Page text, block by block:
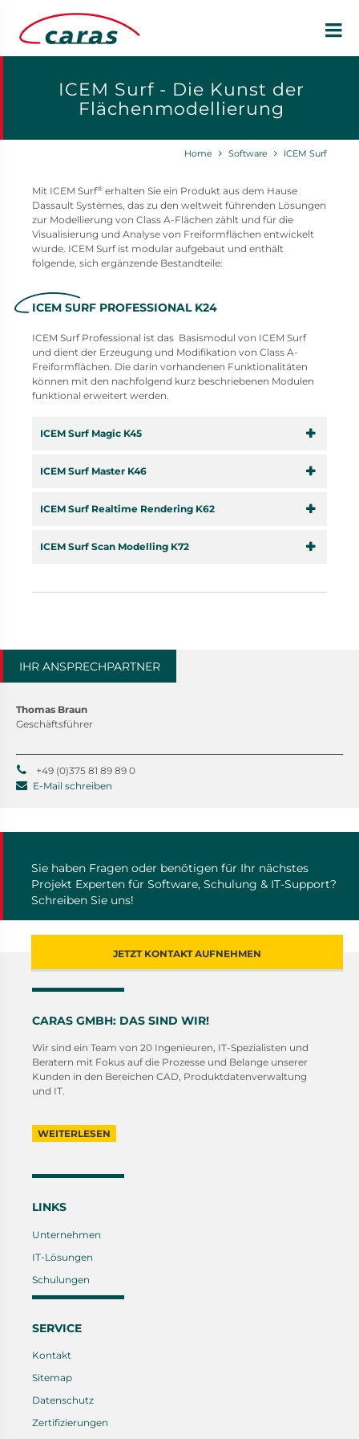
ICEM Surf - Die Kunst der
Flächenmodellierung
Home Software ICEM Surf
Mit ICEM Surf® erhalten Sie ein Produkt aus dem Hause
Dassault Systèmes, das zu den weltweit führenden Lösungen
zur Modellierung von Class A-Flächen zählt und für die
Visualisierung und Analyse von Freiformflächen entwickelt
wurde. ICEM Surf ist modular aufgebaut und enthält
folgende, sich ergänzende Bestandteile:
ICEM SURF PROFESSIONAL K24
ICEM Surf Professional ist das Basismodul von ICEM Surf
und dient der Erzeugung und Modifikation von Class A-
Freiformflächen. Die darin vorhandenen Funktionalitäten
können mit den nachfolgend kurz beschriebenen Modulen
funktional erweitert werden.
ICEM Surf Magic K45
ICEM Surf Master K46
ICEM Surf Realtime Rendering K62
ICEM Surf Scan Modelling K72
IHR ANSPRECHPARTNER
Thomas Braun
Geschäftsführer
+49 (0)375 81 89 89 0
E-Mail schreiben
Sie haben Fragen oder benötigen für Ihr nächstes
Projekt Experten für Software, Schulung & IT-Support?
Schreiben Sie uns!
JETZT KONTAKT AUFNEHMEN
CARAS GMBH: DAS SIND WIR!
Wir sind ein Team von 20 Ingenieuren, IT-Spezialisten und
Beratern mit Fokus auf die Prozesse und Belange unserer
Kunden in den Bereichen CAD, Produktdatenverwaltung
und IT.
WEITERLESEN
LINKS
Unternehmen
IT-Lösungen
Schulungen
SERVICE
Kontakt
Sitemap
Datenschutz
Zertifizierungen